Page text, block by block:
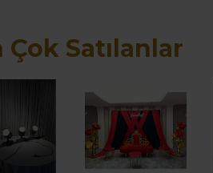
Çok Satılanlar